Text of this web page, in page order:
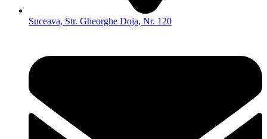
Suceava, Str. Gheorghe Doja, Nr. 120